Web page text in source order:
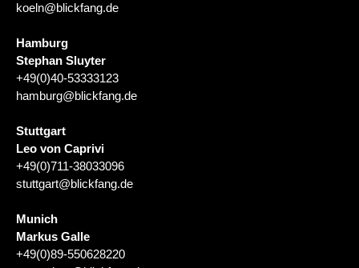
koeln@blickfang.de
Hamburg
Stephan Sluyter
+49(0)40-53333123
hamburg@blickfang.de
Stuttgart
Leo von Caprivi
+49(0)711-38033096
stuttgart@blickfang.de
Munich
Markus Galle
+49(0)89-550628220